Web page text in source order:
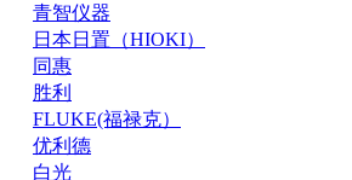
青智仪器
日本日置（HIOKI）
同惠
胜利
FLUKE(福禄克）
优利德
白光